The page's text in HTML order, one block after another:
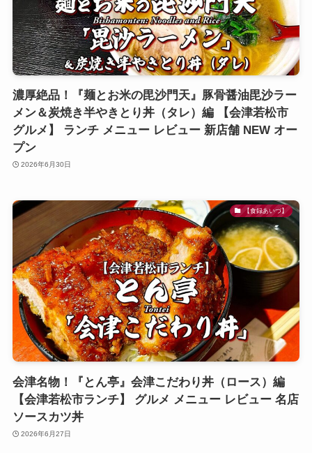
濃厚絶品！『麺とお米の毘沙門天』豚骨醤油毘沙ラー
メン＆炭焼き半やきとり丼（タレ）編 【会津若松市
グルメ】 ランチ メニュー レビュー 新店舗 NEW オー
プン
2026年6月30日
【食録あいづ】
会津名物！『とん亭』会津こだわり丼（ロース）編
【会津若松市ランチ】 グルメ メニュー レビュー 名店
ソースカツ丼
2026年6月27日